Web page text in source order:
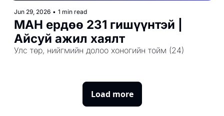
Jun 29, 2026 • 1 min read
МАН ердөө 231 гишүүнтэй |
Айсуй ажил хаялт
Улс төр, нийгмийн долоо хоногийн тойм (24)
Load more